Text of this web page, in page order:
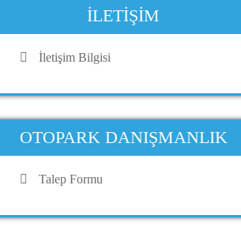
Servis Otopark
İLETIŞIM
İletişim Bilgisi
OTOPARK DANIŞMANLIK
Talep Formu